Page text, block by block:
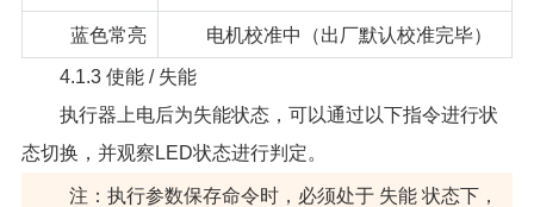
蓝色常亮 电机校准中（出厂默认校准完毕）
4.1.3 使能 / 失能
执行器上电后为失能状态，可以通过以下指令进行状
态切换，并观察LED状态进行判定。
注：执行参数保存命令时，必须处于 失能 状态下，